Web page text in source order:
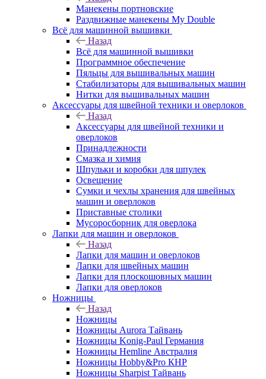
Манекены портновские
Раздвижные манекены My Double
Всё для машинной вышивки
Назад
Всё для машинной вышивки
Программное обеспечение
Пяльцы для вышивальных машин
Стабилизаторы для вышивальных машин
Нитки для вышивальных машин
Аксессуары для швейной техники и оверлоков
Назад
Аксессуары для швейной техники и
оверлоков
Принадлежности
Смазка и химия
Шпульки и коробки для шпулек
Освещение
Сумки и чехлы хранения для швейных
машин и оверлоков
Приставные столики
Мусоросборник для оверлока
Лапки для машин и оверлоков
Назад
Лапки для машин и оверлоков
Лапки для швейных машин
Лапки для плоскошовных машин
Лапки для оверлоков
Ножницы
Назад
Ножницы
Ножницы Aurora Тайвань
Ножницы Konig-Paul Германия
Ножницы Hemline Австралия
Ножницы Hobby&Pro КНР
Ножницы Sharpist Тайвань